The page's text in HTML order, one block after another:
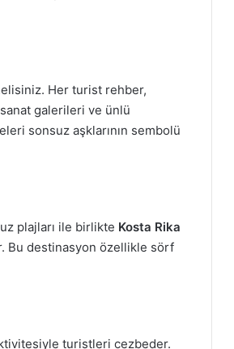
Her turist rehber,
galerileri ve ünlü
sonsuz aşklarının sembolü
plajları ile birlikte Kosta Rika
Bu destinasyon özellikle sörf
turistleri cezbeder.